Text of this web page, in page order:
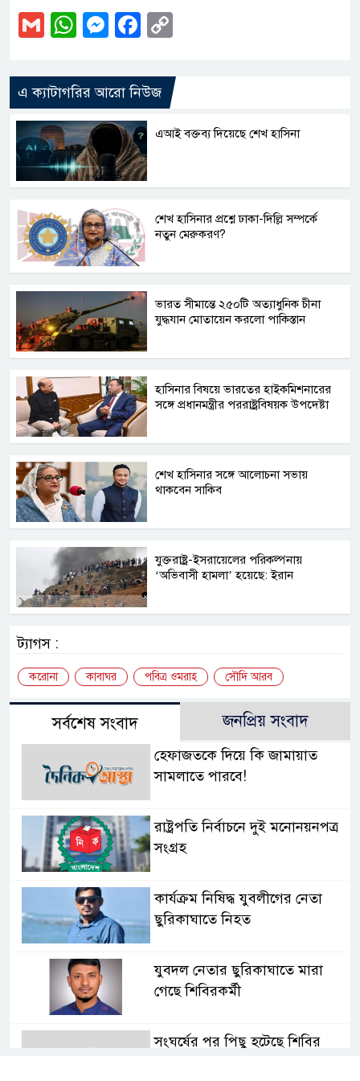
GmailWhatsApp
Messenger
Facebook
এ ক্যাটাগরির আরো নিউজ
এআই বক্তব্য দিয়েছে শেখ হাসিনা
শেখ হাসিনার প্রশ্নে ঢাকা-দিল্লি সম্পর্কে
নতুন মেরুকরণ?
ভারত সীমান্তে ২৫০টি অত্যাধুনিক চীনা
যুদ্ধযান মোতায়েন করলো পাকিস্তান
হাসিনার বিষয়ে ভারতের হাইকমিশনারের
সঙ্গে প্রধানমন্ত্রীর পররাষ্ট্রবিষয়ক উপদেষ্টা
শেখ হাসিনার সঙ্গে আলোচনা সভায়
থাকবেন সাকিব
যুক্তরাষ্ট্র-ইসরায়েলের পরিকল্পনায়
‘অভিবাসী হামলা’ হয়েছে: ইরান
ট্যাগস :
করোনা কাবাঘর পবিত্র ওমরাহ সৌদি আরব
সর্বশেষ সংবাদ জনপ্রিয় সংবাদ
হেফাজতকে দিয়ে কি জামায়াত
সামলাতে পারবে!
রাষ্ট্রপতি নির্বাচনে দুই মনোনয়নপত্র
সংগ্রহ
কার্যক্রম নিষিদ্ধ যুবলীগের নেতা
ছুরিকাঘাতে নিহত
যুবদল নেতার ছুরিকাঘাতে মারা
গেছে শিবিরকর্মী
সংঘর্ষের পর পিছু হটেছে শিবির